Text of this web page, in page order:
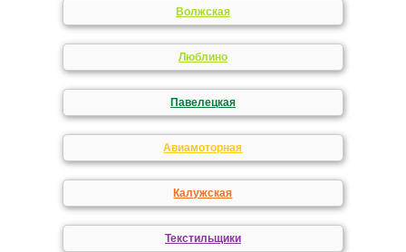
Волжская
Люблино
Павелецкая
Авиамоторная
Калужская
Текстильщики